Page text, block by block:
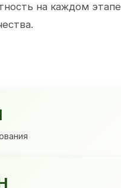
на каждом этапе